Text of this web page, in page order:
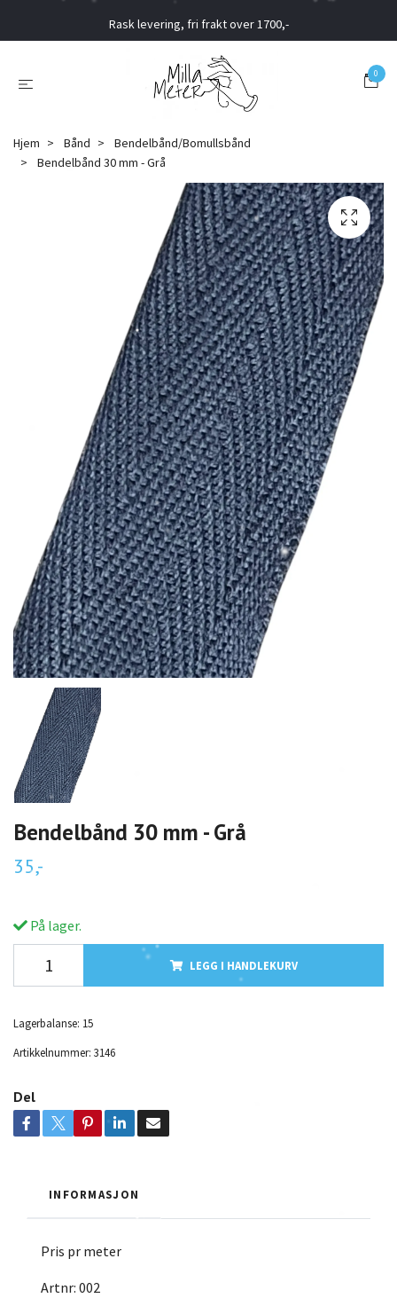
Rask levering, fri frakt over 1700,-
0
Hjem Bånd
Bendelbånd/Bomullsbånd
Bendelbånd 30 mm - Grå
Bendelbånd 30 mm - Grå
35,-
På lager.
LEGG I HANDLEKURV
Lagerbalanse: 15
Artikkelnummer: 3146
Del
INFORMASJON
Pris pr meter
Artnr: 002